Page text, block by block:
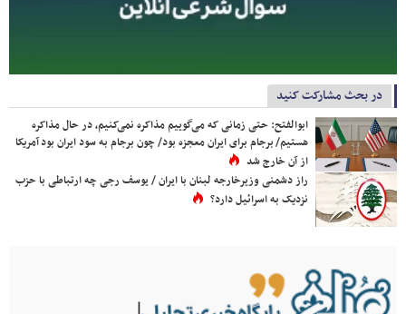
در بحث مشارکت کنید
ابوالفتح: حتی زمانی که می‌گوییم مذاکره نمی‌کنیم، در حال مذاکره
هستیم/ برجام برای ایران معجزه بود/ چون برجام به سود ایران بود آمریکا
از آن خارج شد
راز دشمنی وزیرخارجه لبنان با ایران / یوسف رجی چه ارتباطی با حزب
نزدیک به اسرائیل دارد؟